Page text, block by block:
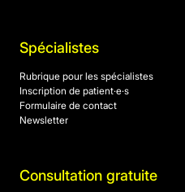
Spécialistes
Rubrique pour les spécialistes
Inscription de patient·e·s
Formulaire de contact
Newsletter
Consultation gratuite